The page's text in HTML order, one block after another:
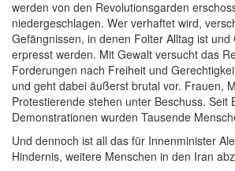
werden von den Revolutionsgarden
niedergeschlagen. Wer verhaftet wird,
Gefängnissen, in denen Folter Alltag ist und
erpresst werden. Mit Gewalt versucht das
Forderungen nach Freiheit und
und geht dabei äußerst brutal vor. Frauen,
Protestierende stehen unter Beschuss. Seit
Demonstrationen wurden Tausende
Und dennoch ist all das für Innenminister
Hindernis, weitere Menschen in den Iran